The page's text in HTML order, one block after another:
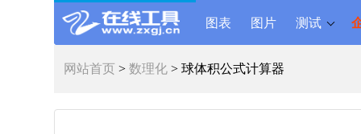
图表 图片 测试
网站首页 >数理化 > 球体积公式计算器